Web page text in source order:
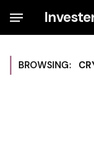
BROWSING: